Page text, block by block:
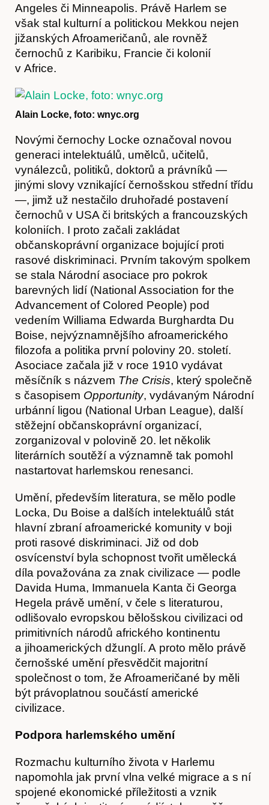
Angeles či Minneapolis. Právě Harlem se
však stal kulturní a politickou Mekkou nejen
jižanských Afroameričanů, ale rovněž
černochů z Karibiku, Francie či kolonií
v Africe.
Alain Locke, foto: wnyc.org
Novými černochy Locke označoval novou
generaci intelektuálů, umělců, učitelů,
vynálezců, politiků, doktorů a právníků —
jinými slovy vznikající černošskou střední třídu
—, jimž už nestačilo druhořadé postavení
černochů v USA či britských a francouzských
koloniích. I proto začali zakládat
občanskoprávní organizace bojující proti
rasové diskriminaci. Prvním takovým spolkem
se stala Národní asociace pro pokrok
barevných lidí (National Association for the
Advancement of Colored People) pod
vedením Williama Edwarda Burghardta Du
Boise, nejvýznamnějšího afroamerického
filozofa a politika první poloviny 20. století.
Asociace začala již v roce 1910 vydávat
měsíčník s názvem The Crisis, který společně
s časopisem Opportunity, vydávaným Národní
urbánní ligou (National Urban League), další
stěžejní občanskoprávní organizací,
zorganizoval v polovině 20. let několik
literárních soutěží a významně tak pomohl
nastartovat harlemskou renesanci.
Umění, především literatura, se mělo podle
Locka, Du Boise a dalších intelektuálů stát
hlavní zbraní afroamerické komunity v boji
proti rasové diskriminaci. Již od dob
osvícenství byla schopnost tvořit umělecká
díla považována za znak civilizace — podle
Davida Huma, Immanuela Kanta či Georga
Hegela právě umění, v čele s literaturou,
odlišovalo evropskou bělošskou civilizaci od
primitivních národů afrického kontinentu
a jihoamerických džunglí. A proto mělo právě
černošské umění přesvědčit majoritní
společnost o tom, že Afroameričané by měli
být právoplatnou součástí americké
civilizace.
Podpora harlemského umění
Rozmachu kulturního života v Harlemu
napomohla jak první vlna velké migrace a s ní
spojené ekonomické příležitosti a vznik